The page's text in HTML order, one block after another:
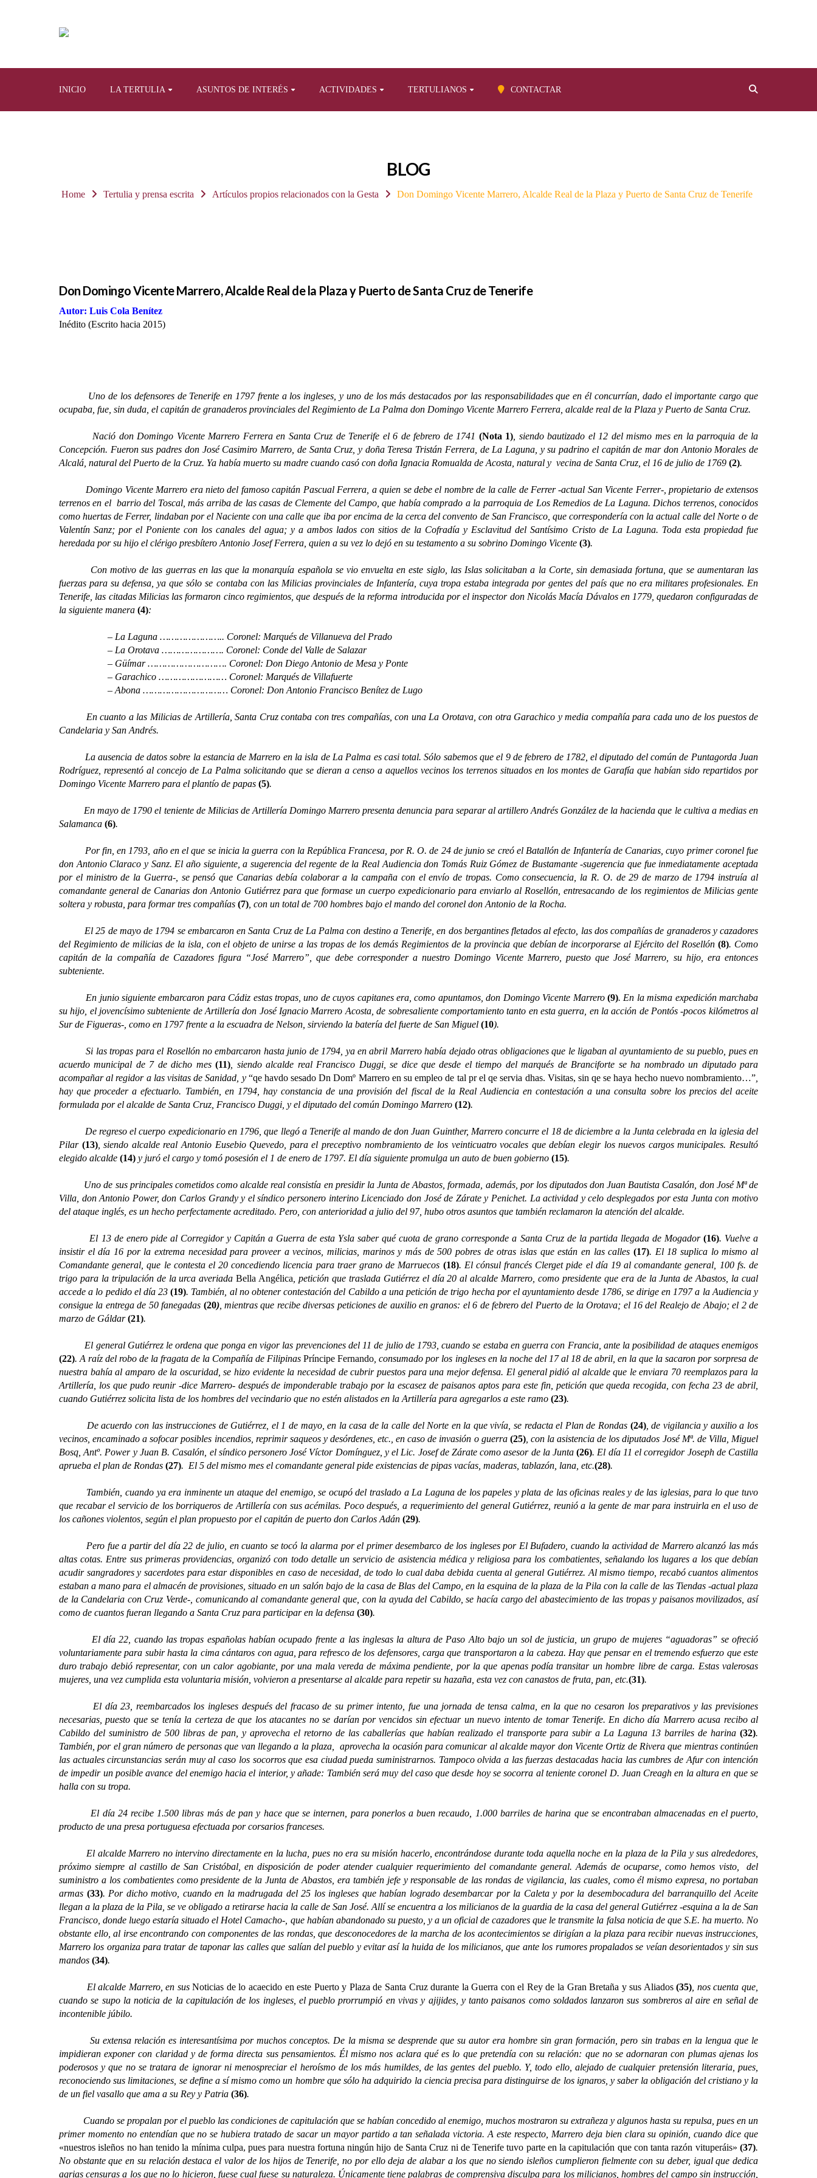
INICIO LA TERTULIA ASUNTOS DE INTERÉS ACTIVIDADES TERTULIANOS CONTACTAR
BLOG
Home Tertulia y prensa escrita Artículos propios relacionados con la Gesta Don Domingo Vicente Marrero, Alcalde Real de la Plaza y Puerto de Santa Cruz de Tenerife
Don Domingo Vicente Marrero, Alcalde Real de la Plaza y Puerto de Santa Cruz de Tenerife
Autor: Luis Cola Benítez
Inédito (Escrito hacia 2015)
Uno de los defensores de Tenerife en 1797 frente a los ingleses, y uno de los más destacados por las responsabilidades que en él concurrían, dado el importante cargo que
ocupaba, fue, sin duda, el capitán de granaderos provinciales del Regimiento de La Palma don Domingo Vicente Marrero Ferrera, alcalde real de la Plaza y Puerto de Santa Cruz.
Nació don Domingo Vicente Marrero Ferrera en Santa Cruz de Tenerife el 6 de febrero de 1741 (Nota 1) , siendo bautizado el 12 del mismo mes en la parroquia de la
Concepción. Fueron sus padres don José Casimiro Marrero, de Santa Cruz, y doña Teresa Tristán Ferrera, de La Laguna, y su padrino el capitán de mar don Antonio Morales de
Alcalá, natural del Puerto de la Cruz. Ya había muerto su madre cuando casó con doña Ignacia Romualda de Acosta, natural y vecina de Santa Cruz, el 16 de julio de 1769 (2).
Domingo Vicente Marrero era nieto del famoso capitán Pascual Ferrera, a quien se debe el nombre de la calle de Ferrer -actual San Vicente Ferrer-, propietario de extensos
terrenos en el barrio del Toscal, más arriba de las casas de Clemente del Campo, que había comprado a la parroquia de Los Remedios de La Laguna. Dichos terrenos, conocidos
como huertas de Ferrer, lindaban por el Naciente con una calle que iba por encima de la cerca del convento de San Francisco, que correspondería con la actual calle del Norte o de
Valentín Sanz; por el Poniente con los canales del agua; y a ambos lados con sitios de la Cofradía y Esclavitud del Santísimo Cristo de La Laguna. Toda esta propiedad fue
heredada por su hijo el clérigo presbítero Antonio Josef Ferrera, quien a su vez lo dejó en su testamento a su sobrino Domingo Vicente (3).
Con motivo de las guerras en las que la monarquía española se vio envuelta en este siglo, las Islas solicitaban a la Corte, sin demasiada fortuna, que se aumentaran las
fuerzas para su defensa, ya que sólo se contaba con las Milicias provinciales de Infantería, cuya tropa estaba integrada por gentes del país que no era militares profesionales. En
Tenerife, las citadas Milicias las formaron cinco regimientos, que después de la reforma introducida por el inspector don Nicolás Macía Dávalos en 1779, quedaron configuradas de
la siguiente manera (4):
– La Laguna ………………….. Coronel: Marqués de Villanueva del Prado
– La Orotava …………………. Coronel: Conde del Valle de Salazar
– Güímar ………………………. Coronel: Don Diego Antonio de Mesa y Ponte
– Garachico …………………… Coronel: Marqués de Villafuerte
– Abona ………………………… Coronel: Don Antonio Francisco Benítez de Lugo
En cuanto a las Milicias de Artillería, Santa Cruz contaba con tres compañías, con una La Orotava, con otra Garachico y media compañía para cada uno de los puestos de
Candelaria y San Andrés.
La ausencia de datos sobre la estancia de Marrero en la isla de La Palma es casi total. Sólo sabemos que el 9 de febrero de 1782, el diputado del común de Puntagorda Juan
Rodríguez, representó al concejo de La Palma solicitando que se dieran a censo a aquellos vecinos los terrenos situados en los montes de Garafía que habían sido repartidos por
Domingo Vicente Marrero para el plantío de papas (5).
En mayo de 1790 el teniente de Milicias de Artillería Domingo Marrero presenta denuncia para separar al artillero Andrés González de la hacienda que le cultiva a medias en
Salamanca (6).
Por fin, en 1793, año en el que se inicia la guerra con la República Francesa, por R. O. de 24 de junio se creó el Batallón de Infantería de Canarias, cuyo primer coronel fue
don Antonio Claraco y Sanz. El año siguiente, a sugerencia del regente de la Real Audiencia don Tomás Ruiz Gómez de Bustamante -sugerencia que fue inmediatamente aceptada
por el ministro de la Guerra-, se pensó que Canarias debía colaborar a la campaña con el envío de tropas. Como consecuencia, la R. O. de 29 de marzo de 1794 instruía al
comandante general de Canarias don Antonio Gutiérrez para que formase un cuerpo expedicionario para enviarlo al Rosellón, entresacando de los regimientos de Milicias gente
soltera y robusta, para formar tres compañías (7) , con un total de 700 hombres bajo el mando del coronel don Antonio de la Rocha.
El 25 de mayo de 1794 se embarcaron en Santa Cruz de La Palma con destino a Tenerife, en dos bergantines fletados al efecto, las dos compañías de granaderos y cazadores
del Regimiento de milicias de la isla, con el objeto de unirse a las tropas de los demás Regimientos de la provincia que debían de incorporarse al Ejército del Rosellón(8). Como
capitán de la compañía de Cazadores figura “José Marrero”, que debe corresponder a nuestro Domingo Vicente Marrero, puesto que José Marrero, su hijo, era entonces
subteniente.
En junio siguiente embarcaron para Cádiz estas tropas, uno de cuyos capitanes era, como apuntamos, don Domingo Vicente Marrero (9). En la misma expedición marchaba
su hijo, el jovencísimo subteniente de Artillería don José Ignacio Marrero Acosta, de sobresaliente comportamiento tanto en esta guerra, en la acción de Pontós -pocos kilómetros al
Sur de Figueras-, como en 1797 frente a la escuadra de Nelson, sirviendo la batería del fuerte de San Miguel (10).
Si las tropas para el Rosellón no embarcaron hasta junio de 1794, ya en abril Marrero había dejado otras obligaciones que le ligaban al ayuntamiento de su pueblo, pues en
acuerdo municipal de 7 de dicho mes(11) , siendo alcalde real Francisco Duggi, se dice que desde el tiempo del marqués de Branciforte se ha nombrado un diputado para
acompañar al regidor a las visitas de Sanidad, y “qe havdo sesado Dn Domº Marrero en su empleo de tal pr el qe servia dhas. Visitas, sin qe se haya hecho nuevo nombramiento…”
hay que proceder a efectuarlo. También, en 1794, hay constancia de una provisión del fiscal de la Real Audiencia en contestación a una consulta sobre los precios del aceite
formulada por el alcalde de Santa Cruz, Francisco Duggi, y el diputado del común Domingo Marrero (12).
De regreso el cuerpo expedicionario en 1796, que llegó a Tenerife al mando de don Juan Guinther, Marrero concurre el 18 de diciembre a la Junta celebrada en la iglesia del
Pilar (13), siendo alcalde real Antonio Eusebio Quevedo, para el preceptivo nombramiento de los veinticuatro vocales que debían elegir los nuevos cargos municipales. Resultó
elegido alcalde (14) y juró el cargo y tomó posesión el 1 de enero de 1797. El día siguiente promulga un auto de buen gobierno (15).
Uno de sus principales cometidos como alcalde real consistía en presidir la Junta de Abastos, formada, además, por los diputados don Juan Bautista Casalón, don José Mª de
Villa, don Antonio Power, don Carlos Grandy y el síndico personero interino Licenciado don José de Zárate y Penichet. La actividad y celo desplegados por esta Junta con motivo
del ataque inglés, es un hecho perfectamente acreditado. Pero, con anterioridad a julio del 97, hubo otros asuntos que también reclamaron la atención del alcalde.
El 13 de enero pide al Corregidor y Capitán a Guerra de esta Ysla saber qué cuota de grano corresponde a Santa Cruz de la partida llegada de Mogador (16). Vuelve a
insistir el día 16 por la extrema necesidad para proveer a vecinos, milicias, marinos y más de 500 pobres de otras islas que están en las calles (17). El 18 suplica lo mismo al
Comandante general, que le contesta el 20 concediendo licencia para traer grano de Marruecos (18). El cónsul francés Clerget pide el día 19 al comandante general, 100 fs. de
trigo para la tripulación de la urca averiadaBella Angélica , petición que traslada Gutiérrez el día 20 al alcalde Marrero, como presidente que era de la Junta de Abastos, la cual
accede a lo pedido el día 23(19). También, al no obtener contestación del Cabildo a una petición de trigo hecha por el ayuntamiento desde 1786, se dirige en 1797 a la Audiencia y
consigue la entrega de 50 fanegadas (20), mientras que recibe diversas peticiones de auxilio en granos: el 6 de febrero del Puerto de la Orotava; el 16 del Realejo de Abajo; el 2 de
marzo de Gáldar(21).
El general Gutiérrez le ordena que ponga en vigor las prevenciones del 11 de julio de 1793, cuando se estaba en guerra con Francia, ante la posibilidad de ataques enemigos
(22). A raíz del robo de la fragata de la Compañía de FilipinasPríncipe Fernando , consumado por los ingleses en la noche del 17 al 18 de abril, en la que la sacaron por sorpresa de
nuestra bahía al amparo de la oscuridad, se hizo evidente la necesidad de cubrir puestos para una mejor defensa. El general pidió al alcalde que le enviara 70 reemplazos para la
Artillería, los que pudo reunir -dice Marrero- después de imponderable trabajo por la escasez de paisanos aptos para este fin, petición que queda recogida, con fecha 23 de abril,
cuando Gutiérrez solicita lista de los hombres del vecindario que no estén alistados en la Artillería para agregarlos a este ramo (23).
De acuerdo con las instrucciones de Gutiérrez, el 1 de mayo, en la casa de la calle del Norte en la que vivía, se redacta el Plan de Rondas (24), de vigilancia y auxilio a los
vecinos, encaminado a sofocar posibles incendios, reprimir saqueos y desórdenes, etc., en caso de invasión o guerra (25), con la asistencia de los diputados José Mª. de Villa, Miguel
Bosq, Antº. Power y Juan B. Casalón, el síndico personero José Víctor Domínguez, y el Lic. Josef de Zárate como asesor de la Junta(26). El día 11 el corregidor Joseph de Castilla
aprueba el plan de Rondas (27). El 5 del mismo mes el comandante general pide existencias de pipas vacías, maderas, tablazón, lana, etc.(28).
También, cuando ya era inminente un ataque del enemigo, se ocupó del traslado a La Laguna de los papeles y plata de las oficinas reales y de las iglesias, para lo que tuvo
que recabar el servicio de los borriqueros de Artillería con sus acémilas. Poco después, a requerimiento del general Gutiérrez, reunió a la gente de mar para instruirla en el uso de
los cañones violentos, según el plan propuesto por el capitán de puerto don Carlos Adán (29).
Pero fue a partir del día 22 de julio, en cuanto se tocó la alarma por el primer desembarco de los ingleses por El Bufadero, cuando la actividad de Marrero alcanzó las más
altas cotas. Entre sus primeras providencias, organizó con todo detalle un servicio de asistencia médica y religiosa para los combatientes, señalando los lugares a los que debían
acudir sangradores y sacerdotes para estar disponibles en caso de necesidad, de todo lo cual daba debida cuenta al general Gutiérrez. Al mismo tiempo, recabó cuantos alimentos
estaban a mano para el almacén de provisiones, situado en un salón bajo de la casa de Blas del Campo, en la esquina de la plaza de la Pila con la calle de las Tiendas -actual plaza
de la Candelaria con Cruz Verde-, comunicando al comandante general que, con la ayuda del Cabildo, se hacía cargo del abastecimiento de las tropas y paisanos movilizados, así
como de cuantos fueran llegando a Santa Cruz para participar en la defensa (30).
El día 22, cuando las tropas españolas habían ocupado frente a las inglesas la altura de Paso Alto bajo un sol de justicia, un grupo de mujeres “aguadoras” se ofreció
voluntariamente para subir hasta la cima cántaros con agua, para refresco de los defensores, carga que transportaron a la cabeza. Hay que pensar en el tremendo esfuerzo que este
duro trabajo debió representar, con un calor agobiante, por una mala vereda de máxima pendiente, por la que apenas podía transitar un hombre libre de carga. Estas valerosas
mujeres, una vez cumplida esta voluntaria misión, volvieron a presentarse al alcalde para repetir su hazaña, esta vez con canastos de fruta, pan, etc.(31).
El día 23, reembarcados los ingleses después del fracaso de su primer intento, fue una jornada de tensa calma, en la que no cesaron los preparativos y las previsiones
necesarias, puesto que se tenía la certeza de que los atacantes no se darían por vencidos sin efectuar un nuevo intento de tomar Tenerife. En dicho día Marrero acusa recibo al
Cabildo del suministro de 500 libras de pan, y aprovecha el retorno de las caballerías que habían realizado el transporte para subir a La Laguna 13 barriles de harina (32).
También, por el gran número de personas que van llegando a la plaza, aprovecha la ocasión para comunicar al alcalde mayor don Vicente Ortiz de Rivera que mientras continúen
las actuales circunstancias serán muy al caso los socorros que esa ciudad pueda suministrarnos. Tampoco olvida a las fuerzas destacadas hacia las cumbres de Afur con intención
de impedir un posible avance del enemigo hacia el interior, y añade: También será muy del caso que desde hoy se socorra al teniente coronel D. Juan Creagh en la altura en que se
halla con su tropa.
El día 24 recibe 1.500 libras más de pan y hace que se internen, para ponerlos a buen recaudo, 1.000 barriles de harina que se encontraban almacenadas en el puerto,
producto de una presa portuguesa efectuada por corsarios franceses.
El alcalde Marrero no intervino directamente en la lucha, pues no era su misión hacerlo, encontrándose durante toda aquella noche en la plaza de la Pila y sus alrededores,
próximo siempre al castillo de San Cristóbal, en disposición de poder atender cualquier requerimiento del comandante general. Además de ocuparse, como hemos visto, del
suministro a los combatientes como presidente de la Junta de Abastos, era también jefe y responsable de las rondas de vigilancia, las cuales, como él mismo expresa, no portaban
armas (33). Por dicho motivo, cuando en la madrugada del 25 los ingleses que habían logrado desembarcar por la Caleta y por la desembocadura del barranquillo del Aceite
llegan a la plaza de la Pila, se ve obligado a retirarse hacia la calle de San José. Allí se encuentra a los milicianos de la guardia de la casa del general Gutiérrez -esquina a la de San
Francisco, donde luego estaría situado el Hotel Camacho-, que habían abandonado su puesto, y a un oficial de cazadores que le transmite la falsa noticia de que S.E. ha muerto. No
obstante ello, al irse encontrando con componentes de las rondas, que desconocedores de la marcha de los acontecimientos se dirigían a la plaza para recibir nuevas instrucciones,
Marrero los organiza para tratar de taponar las calles que salían del pueblo y evitar así la huida de los milicianos, que ante los rumores propalados se veían desorientados y sin sus
mandos (34).
El alcalde Marrero, en susNoticias de lo acaecido en este Puerto y Plaza de Santa Cruz durante la Guerra con el Rey de la Gran Bretaña y sus Aliados(35) , nos cuenta que,
cuando se supo la noticia de la capitulación de los ingleses, el pueblo prorrumpió en vivas y ajijides, y tanto paisanos como soldados lanzaron sus sombreros al aire en señal de
incontenible júbilo.
Su extensa relación es interesantísima por muchos conceptos. De la misma se desprende que su autor era hombre sin gran formación, pero sin trabas en la lengua que le
impidieran exponer con claridad y de forma directa sus pensamientos. Él mismo nos aclara qué es lo que pretendía con su relación: que no se adornaran con plumas ajenas los
poderosos y que no se tratara de ignorar ni menospreciar el heroísmo de los más humildes, de las gentes del pueblo. Y, todo ello, alejado de cualquier pretensión literaria, pues,
reconociendo sus limitaciones, se define a sí mismo como un hombre que sólo ha adquirido la ciencia precisa para distinguirse de los ignaros, y saber la obligación del cristiano y la
de un fiel vasallo que ama a su Rey y Patria (36).
Cuando se propalan por el pueblo las condiciones de capitulación que se habían concedido al enemigo, muchos mostraron su extrañeza y algunos hasta su repulsa, pues en un
primer momento no entendían que no se hubiera tratado de sacar un mayor partido a tan señalada victoria. A este respecto, Marrero deja bien clara su opinión, cuando dice que
«nuestros isleños no han tenido la mínima culpa, pues para nuestra fortuna ningún hijo de Santa Cruz ni de Tenerife tuvo parte en la capitulación que con tanta razón vituperáis» (37).
No obstante que en su relación destaca el valor de los hijos de Tenerife, no por ello deja de alabar a los que no siendo isleños cumplieron fielmente con su deber, igual que dedica
agrias censuras a los que no lo hicieron, fuese cual fuese su naturaleza. Únicamente tiene palabras de comprensiva disculpa para los milicianos, hombres del campo sin instrucción,